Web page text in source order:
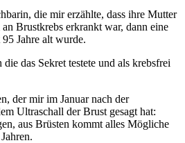
die mir erzählte, dass ihre Mutter
Brustkrebs erkrankt war, dann eine
Jahre alt wurde.
das Sekret testete und als krebsfrei
der mir im Januar nach der
Ultraschall der Brust gesagt hat:
aus Brüsten kommt alles Mögliche